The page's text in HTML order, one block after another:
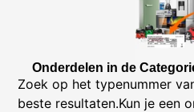
Onderdelen in de
Zoek op het typenummer
beste resultaten.Kun je een